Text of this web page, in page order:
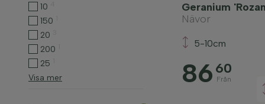
10
150
20
200
25
Visa mer
Geranium
Nävor
5-10cm
86 60
Från